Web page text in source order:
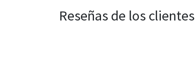
Reseñas de los clientes